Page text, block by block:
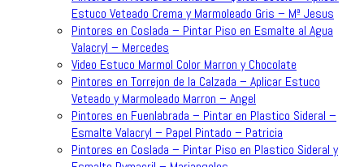
Estuco Veteado Crema y Marmoleado Gris – Mª Jesus
Pintores en Coslada – Pintar Piso en Esmalte al Agua
Valacryl – Mercedes
Video Estuco Marmol Color Marron y Chocolate
Pintores en Torrejon de la Calzada – Aplicar Estuco
Veteado y Marmoleado Marron – Angel
Pintores en Fuenlabrada – Pintar en Plastico Sideral –
Esmalte Valacryl – Papel Pintado – Patricia
Pintores en Coslada – Pintar Piso en Plastico Sideral y